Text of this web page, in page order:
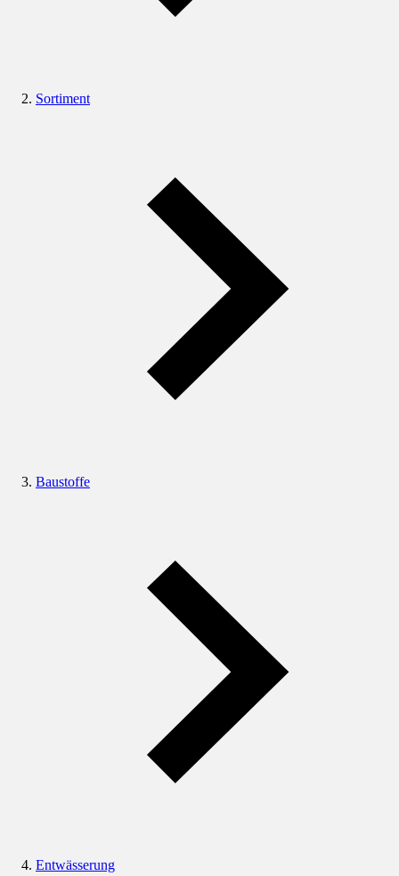
Sortiment
Baustoffe
Entwässerung